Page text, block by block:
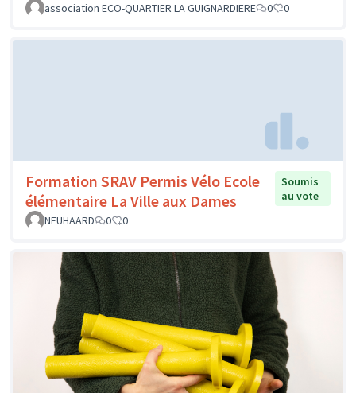
association ECO-QUARTIER LA GUIGNARDIERE 0 0
Formation SRAV Permis Vélo Ecole
élémentaire La Ville aux Dames
Soumis
au vote
NEUHAARD
0 0